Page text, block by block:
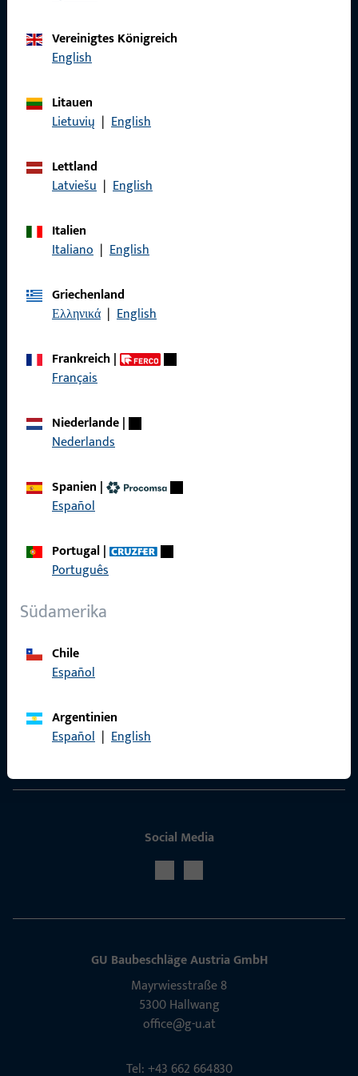
Kontaktieren Sie uns
Vereinigtes Königreich
English
Litauen
Lietuvių | English
Lettland
Latviešu | English
Italien
Italiano | English
Griechenland
Ελληνικά | English
Frankreich|
Français
Niederlande|
Nederlands
Spanien |
Español
Portugal|
Português
Südamerika
Chile
Español
Argentinien
Español | English
Allgemeines
Karriere
Produktkatalog
Social Media
GU Baubeschläge Aus­tria GmbH
Mayrwies­straße 8
5300 Hall­wang
office@g-u.at
Tel: +43 662 664830